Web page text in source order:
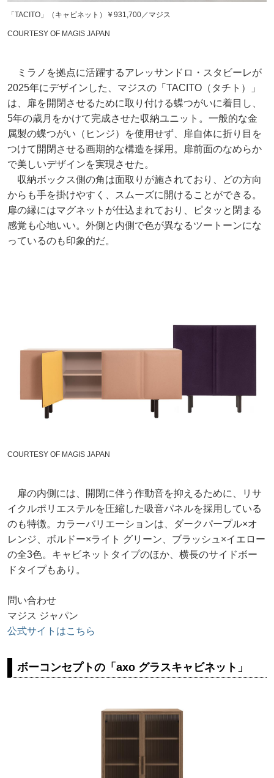
「TACITO」（キャビネット）￥931,700／マジス
COURTESY OF MAGIS JAPAN
ミラノを拠点に活躍するアレッサンドロ・スタビーレが
2025年にデザインした、マジスの「TACITO（タチト）」
は、扉を開閉させるために取り付ける蝶つがいに着目し、
5年の歳月をかけて完成させた収納ユニット。一般的な金
属製の蝶つがい（ヒンジ）を使用せず、扉自体に折り目を
つけて開閉させる画期的な構造を採用。扉前面のなめらか
で美しいデザインを実現させた。
収納ボックス側の角は面取りが施されており、どの方向
からも手を掛けやすく、スムーズに開けることができる。
扉の縁にはマグネットが仕込まれており、ピタッと閉まる
感覚も心地いい。外側と内側で色が異なるツートーンにな
っているのも印象的だ。
COURTESY OF MAGIS JAPAN
扉の内側には、開閉に伴う作動音を抑えるために、リサ
イクルポリエステルを圧縮した吸音パネルを採用している
のも特徴。カラーバリエーションは、ダークパープル×オ
レンジ、ボルドー×ライト グリーン、ブラッシュ×イエロー
の全3色。キャビネットタイプのほか、横長のサイドボー
ドタイプもあり。
問い合わせ
マジス ジャパン
公式サイトはこちら
ボーコンセプトの「axo グラスキャビネット」